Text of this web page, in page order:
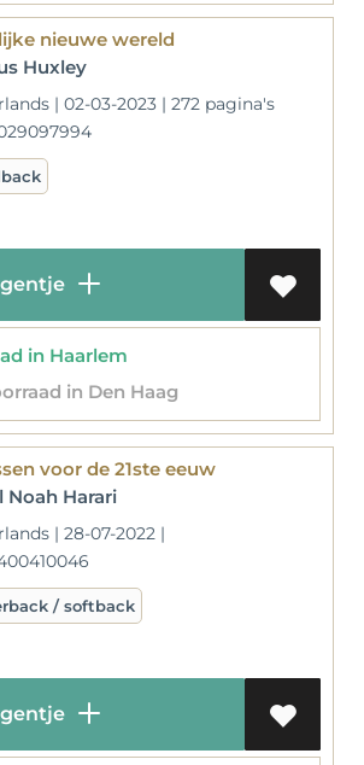
nieuwe wereld
Huxley
| 02-03-2023 | 272 pagina's
in Haarlem
in Den Haag
voor de 21ste eeuw
Noah Harari
| 28-07-2022 |
/ softback